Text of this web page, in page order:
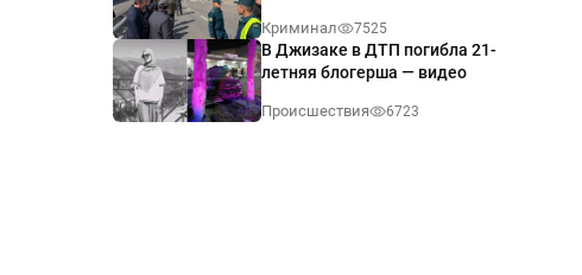
Ташкенте
Криминал 7525
В Джизаке в ДТП погибла 21-
летняя блогерша — видео
Происшествия 6723